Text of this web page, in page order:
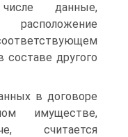
данные,
составе другого
в договоре
имуществе,
считается